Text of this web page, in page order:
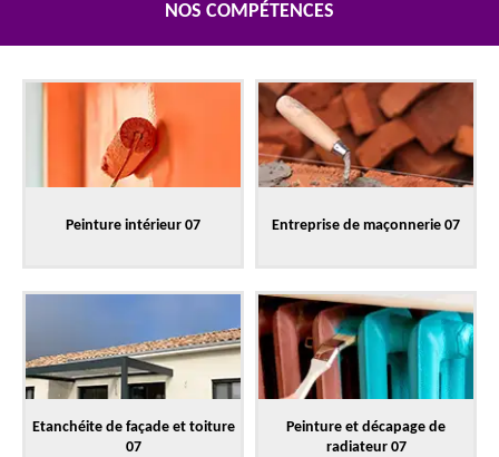
NOS COMPÉTENCES
Peinture intérieur 07 Entreprise de maçonnerie 07
Etanchéite de façade et toiture
07
Peinture et décapage de
radiateur 07